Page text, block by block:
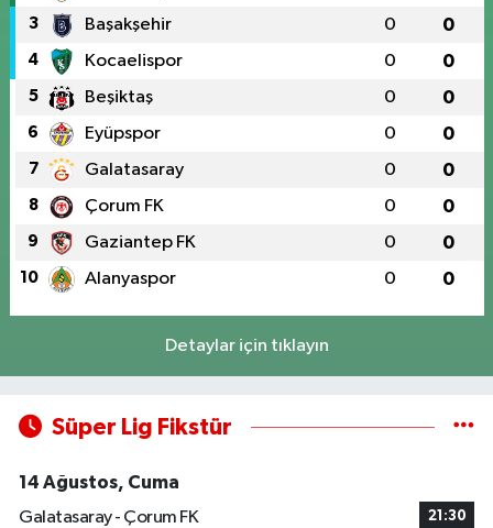
3 Başakşehir 0 0
4 Kocaelispor 0 0
5 Beşiktaş 0 0
6 Eyüpspor 0 0
7 Galatasaray 0 0
8 Çorum FK 0 0
9 Gaziantep FK 0 0
10 Alanyaspor 0 0
Detaylar için tıklayın
Süper Lig Fikstür
14 Ağustos, Cuma
Galatasaray - Çorum FK
21:30